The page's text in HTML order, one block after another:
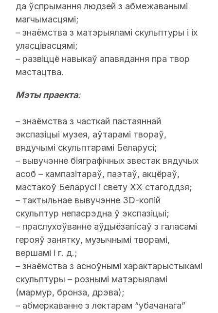
да ўспрымання людзей з абмежаванымі
магчымасцямі;
– знаёмства з матэрыяламі скульптуры і іх
уласцівасцямі;
– развіццё навыкаў апавядання пра твор
мастацтва.
Мэты праекта:
– знаёмства з часткай пастаяннай
экспазіцыі музея, аўтарамі твораў,
вядучымі скульптарамі Беларусі;
– вывучэнне біяграфічных звестак вядучых
асоб – кампазітараў, паэтаў, акцёраў,
мастакоў Беларусі і свету ХХ стагоддзя;
– тактыльнае вывучэнне 3D-копій
скульптур непасрэдна ў экспазіцыі;
– праслухоўванне аўдыёзапісаў з галасамі
герояў занятку, музычнымі творамі,
вершамі і г. д.;
– знаёмства з асноўнымі характарыстыкамі
скульптуры – рознымі матэрыяламі
(мармур, бронза, дрэва);
– абмеркаванне з лектарам “убачанага”